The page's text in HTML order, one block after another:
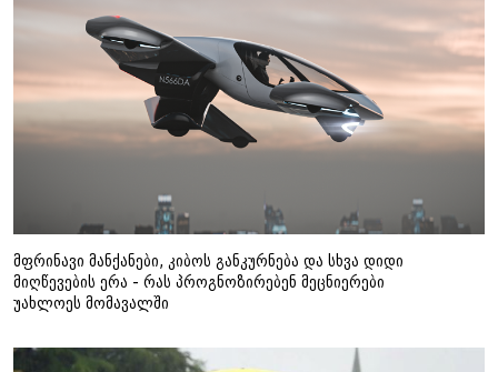
მფრინავი მანქანები, კიბოს განკურნება და სხვა დიდი
მიღწევების ერა - რას პროგნოზირებენ მეცნიერები
უახლოეს მომავალში